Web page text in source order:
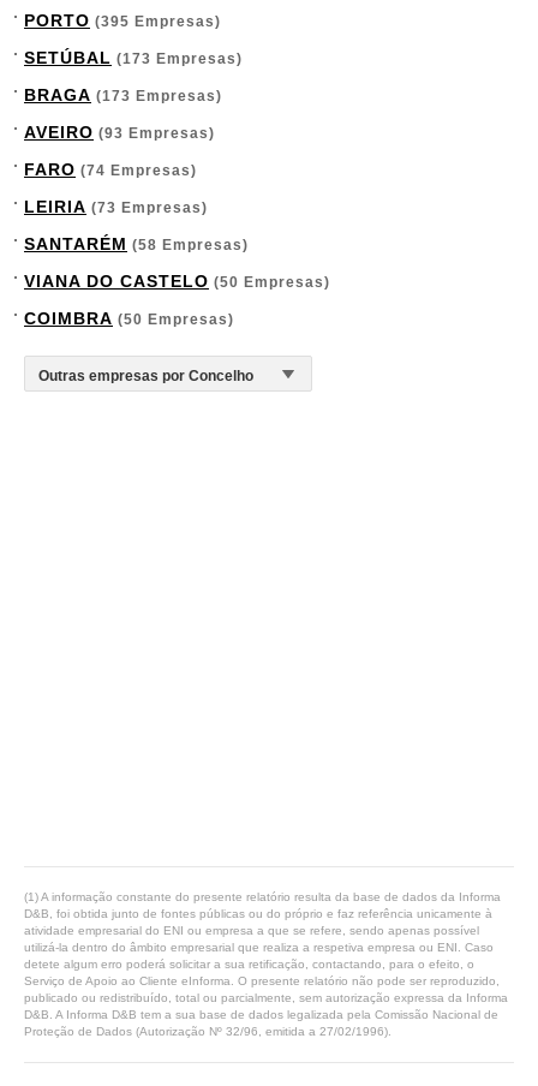
PORTO (395 Empresas)
SETÚBAL (173 Empresas)
BRAGA (173 Empresas)
AVEIRO (93 Empresas)
FARO (74 Empresas)
LEIRIA (73 Empresas)
SANTARÉM (58 Empresas)
VIANA DO CASTELO (50 Empresas)
COIMBRA (50 Empresas)
(1) A informação constante do presente relatório resulta da base de dados da Informa
D&B, foi obtida junto de fontes públicas ou do próprio e faz referência unicamente à
atividade empresarial do ENI ou empresa a que se refere, sendo apenas possível
utilizá-la dentro do âmbito empresarial que realiza a respetiva empresa ou ENI. Caso
detete algum erro poderá solicitar a sua retificação, contactando, para o efeito, o
Serviço de Apoio ao Cliente eInforma. O presente relatório não pode ser reproduzido,
publicado ou redistribuído, total ou parcialmente, sem autorização expressa da Informa
D&B. A Informa D&B tem a sua base de dados legalizada pela Comissão Nacional de
Proteção de Dados (Autorização Nº 32/96, emitida a 27/02/1996).